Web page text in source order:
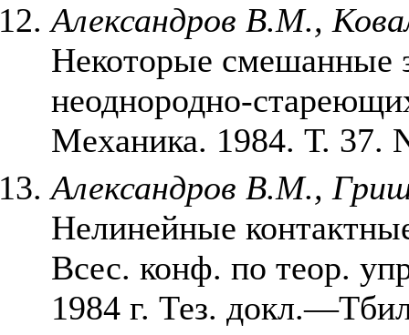
Александров В.М.,
Некоторые смешанные
неоднородно-
Механика. 1984. Т. 37.
Александров В.М.,
Нелинейные
Всес. конф. по теор.
1984 г. Тез.